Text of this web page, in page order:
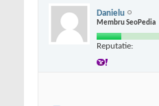
Danielu
Membru SeoPedia
Reputatie: